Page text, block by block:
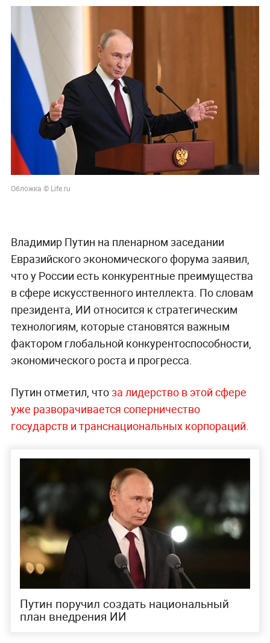
Обложка © Life.ru
Владимир Путин на пленарном заседании
Евразийского экономического форума заявил,
что у России есть конкурентные преимущества
в сфере искусственного интеллекта. По словам
президента, ИИ относится к стратегическим
технологиям, которые становятся важным
фактором глобальной конкурентоспособности,
экономического роста и прогресса.
Путин отметил, чтоза лидерство в этой сфере
уже разворачивается соперничество
государств и транснациональных корпораций.
Путин поручил создать национальный
план внедрения ИИ